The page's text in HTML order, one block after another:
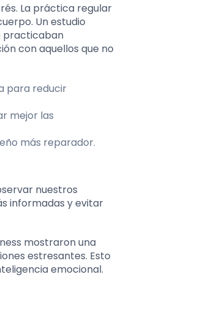
La práctica regular
Un estudio
practicaban
con aquellos que no
para reducir
mejor las
más reparador.
nuestros
informadas y evitar
mostraron una
estresantes. Esto
emocional.